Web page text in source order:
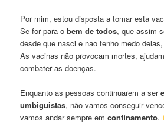
Por mim, estou disposta a tomar esta
Se for para obem de todos, que assim
desde que nasci e nao tenho medo
As vacinas não provocam mortes,
combater as doenças.
Enquanto as pessoas continuarem a ser
umbiguistas, não vamos conseguir
vamos andar sempre emconfinamento.